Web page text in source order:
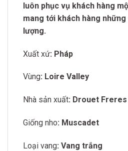
luôn phục vụ khách hàng
mang tới khách hàng
lượng.
Xuất xứ: Pháp
Vùng: Loire Valley
Nhà sản xuất: Drouet Freres
Giống nho: Muscadet
Loại vang: Vang trắng